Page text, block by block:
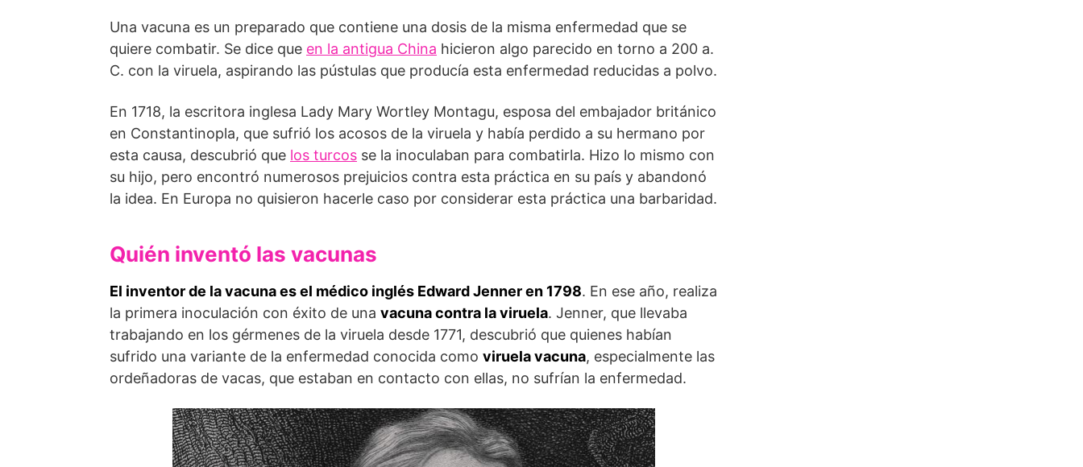
Una vacuna es un preparado que contiene una dosis de la misma enfermedad que se
quiere combatir. Se dice que en la antigua China hicieron algo parecido en torno a 200 a.
C. con la viruela, aspirando las pústulas que producía esta enfermedad reducidas a polvo.
En 1718, la escritora inglesa Lady Mary Wortley Montagu, esposa del embajador británico
en Constantinopla, que sufrió los acosos de la viruela y había perdido a su hermano por
esta causa, descubrió que los turcos se la inoculaban para combatirla. Hizo lo mismo con
su hijo, pero encontró numerosos prejuicios contra esta práctica en su país y abandonó
la idea. En Europa no quisieron hacerle caso por considerar esta práctica una barbaridad.
Quién inventó las vacunas
El inventor de la vacuna es el médico inglés Edward Jenner en 1798. En ese año, realiza
la primera inoculación con éxito de una vacuna contra la viruela. Jenner, que llevaba
trabajando en los gérmenes de la viruela desde 1771, descubrió que quienes habían
sufrido una variante de la enfermedad conocida como viruela vacuna, especialmente las
ordeñadoras de vacas, que estaban en contacto con ellas, no sufrían la enfermedad.